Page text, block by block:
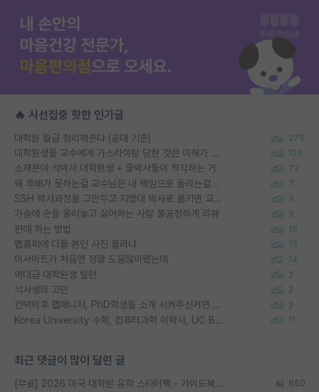
🔥 시선집중 핫한 인기글
대학원 월급 정리해준다 (공대 기준) 275
대학원생들 교수에게 가스라이팅 당한 것은 이해가 갑니다. 안타깝네요. 120
소재분야 석박사 대학원생 + 물박사들이 착각하는 거 77
왜 후배가 못하는걸 교수님은 내 책임으로 돌리는걸까요? 7
SSH 박사과정을 그만두고 지방대 박사로 옮기면 교수의 꿈은 끝일까요? 9
가슴에 손을 올려놓고 싫어하는 사람 불공정하게 리뷰 9
편애 하는 방법 16
랩홈피에 다들 본인 사진 올리냐 13
이사이트가 처음엔 정말 도움많이됐는데 14
역대급 대학원생 빌런 2
석사생의 고민 2
컨택이후 랩매니저, PhD학생들 소개 시켜주신거면 거의 컨펌에 가깝나요? 2
Korea University 수학, 컴퓨터과학 이학사, UC Berkeley 산업공학 대학원 공학박사가 되는 것은 쉽지 않겠죠? 11
최근 댓글이 많이 달린 글
[무료] 2026 미국 대학원 유학 스타터팩 - 가이드북 & 합격자 컨택메일 템플릿 650